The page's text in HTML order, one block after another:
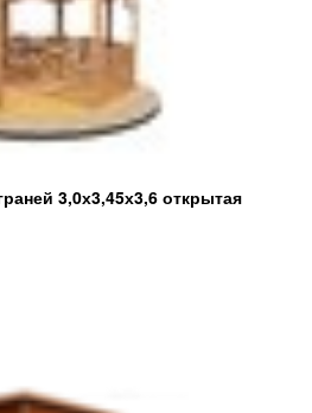
3,0х3,45х3,6 открытая